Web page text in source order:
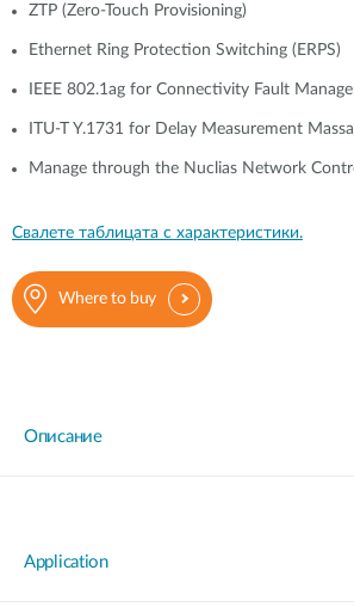
ZTP (Zero-Touch Provisioning)
Ethernet Ring Protection Switching (ERPS)
IEEE 802.1ag for Connectivity Fault
ITU-T Y.1731 for Delay Measurement
Manage through the Nuclias Network
Свалете таблицата с характеристики.
Where to buy
Описание
Application